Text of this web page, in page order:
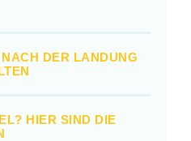
DER LANDUNG
HIER SIND DIE